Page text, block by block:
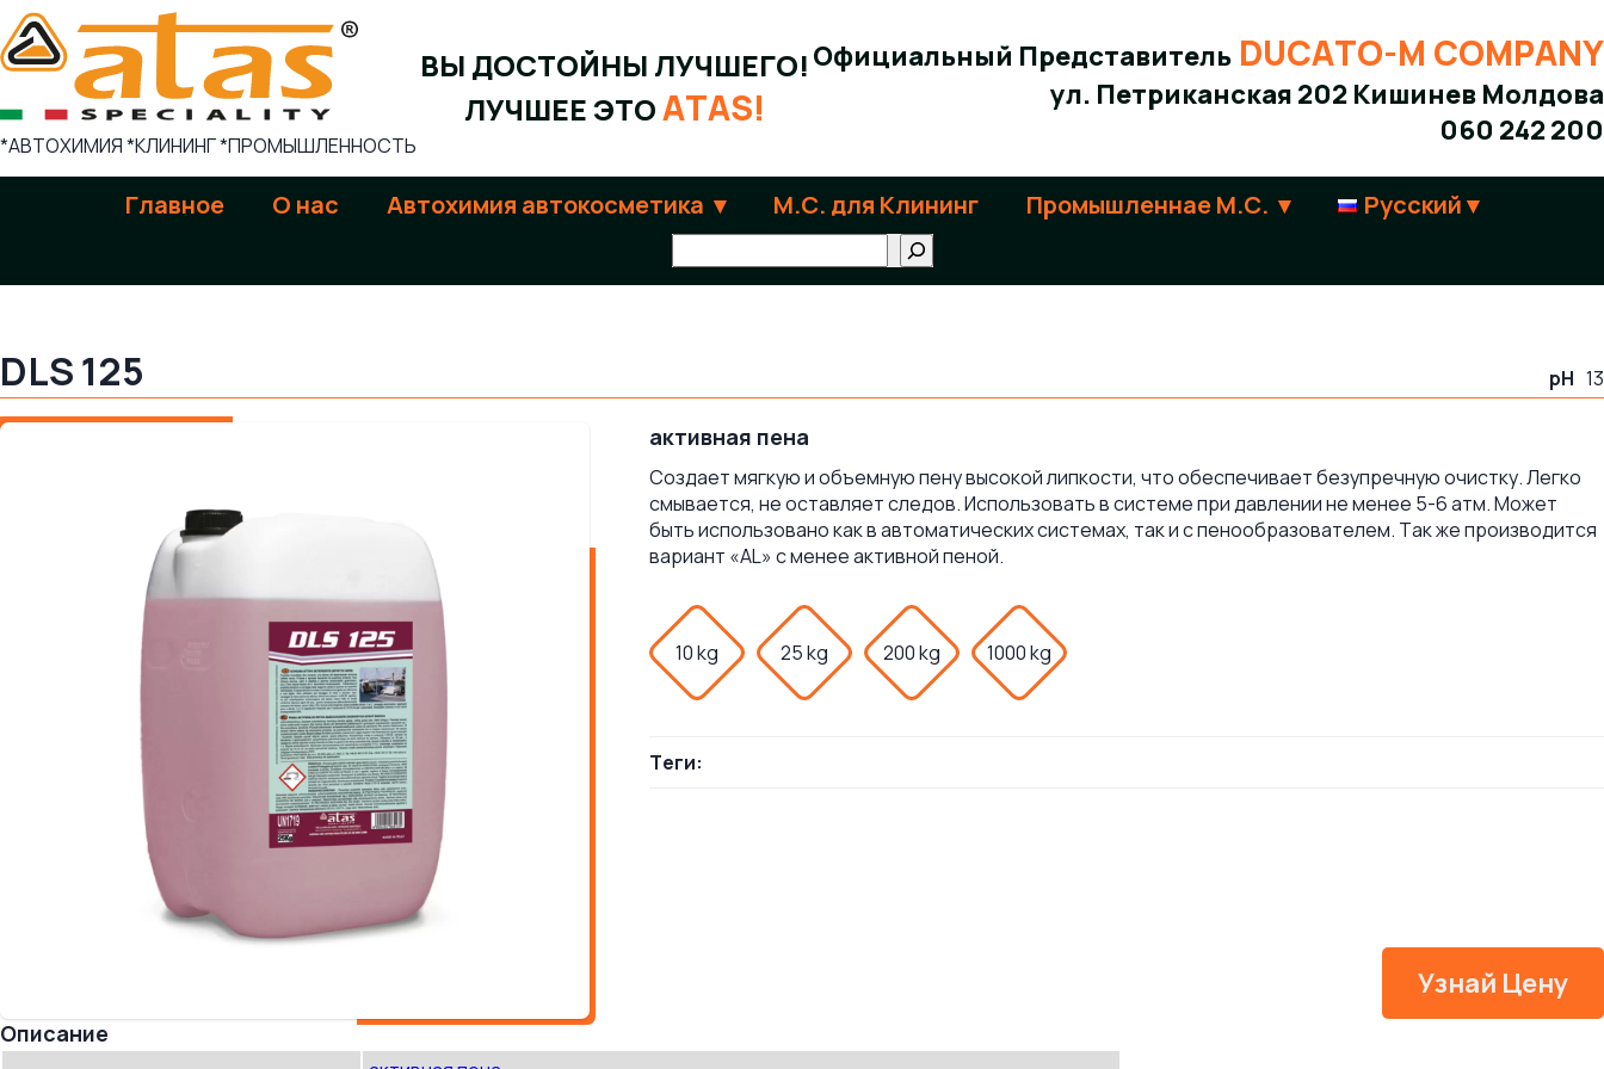
Skip
to
content
*АВТОХИМИЯ *КЛИНИНГ *ПРОМЫШЛЕННОСТЬ
ВЫ ДОСТОЙНЫ ЛУЧШЕГО!
ЛУЧШЕЕ ЭТОATAS!
Официальный Представитель DUCATO-M COMPANY
ул. Петриканская 202 Кишинев Молдова
060 242 200
Главное О нас Aвтохимия автокосметика М.С. для Клининг Промышленнаe М.С. Русский
DLS 125 pH 13
активная пена
Создает мягкую и объемную пену высокой липкости, что обеспечивает безупречную очистку. Легко
смывается, не оставляет следов. Использовать в системе при давлении не менее 5-6 атм. Может
быть использовано как в автоматических системах, так и с пенообразователем. Так же производится
вариант «AL» с менее активной пеной.
10 kg 25 kg 200 kg 1000 kg
Теги:
Узнай Цену
Oписание